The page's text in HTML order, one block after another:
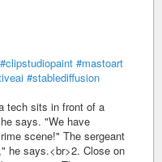
#clipstudiopaint #mastoart
#stablediffusion